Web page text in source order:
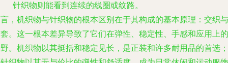
针织物则能看到连续的线圈或纹路。
，机织物与针织物的根本区别在于其构成的基本原理： 交织与
。这一根本差异导致了它们在弹性、稳定性、手感和应用上的
。机织物以其挺括和稳定见长，是正装和许多耐用品的首选；